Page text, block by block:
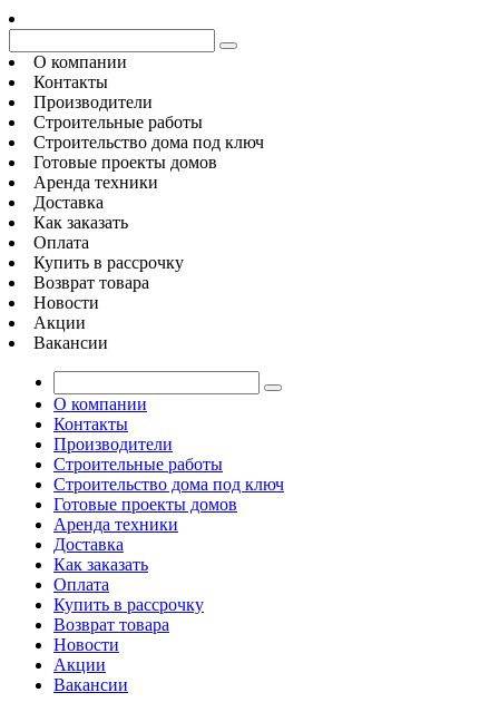
О компании
Контакты
Производители
Строительные работы
Строительство дома под ключ
Готовые проекты домов
Аренда техники
Доставка
Как заказать
Оплата
Купить в рассрочку
Возврат товара
Новости
Акции
Вакансии
О компании
Контакты
Производители
Строительные работы
Строительство дома под ключ
Готовые проекты домов
Аренда техники
Доставка
Как заказать
Оплата
Купить в рассрочку
Возврат товара
Новости
Акции
Вакансии